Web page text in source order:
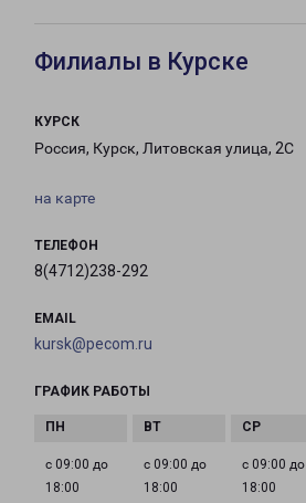
Филиалы в Курске
КУРСК
Россия, Курск, Литовская улица, 2С
на карте
ТЕЛЕФОН
8(4712)238-292
EMAIL
kursk@pecom.ru
ГРАФИК РАБОТЫ
с 09:00 до
18:00
с 09:00 до
18:00
с 09:00 до
18:00